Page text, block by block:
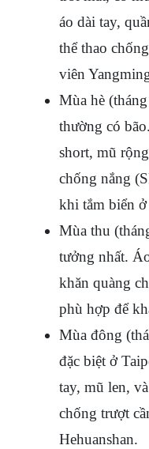
áo dài tay,
thể thao
viên
Mùa hè
thường có
short, mũ
chống nắng
khi tắm biển
Mùa thu
tưởng nhất.
khăn quàng
phù hợp để
Mùa đông
đặc biệt ở
tay, mũ len,
chống trượt
Hehuanshan.